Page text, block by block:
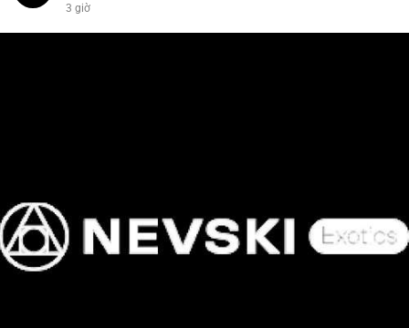
3 giờ